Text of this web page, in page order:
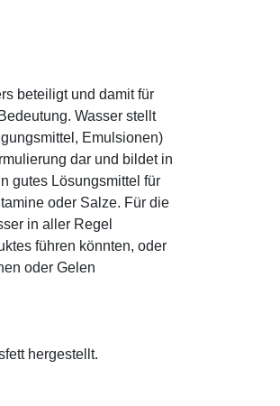
beteiligt und damit für
Wasser stellt
Emulsionen)
dar und bildet in
gutes Lösungsmittel für
oder Salze. Für die
in aller Regel
führen könnten, oder
oder Gelen
hergestellt.